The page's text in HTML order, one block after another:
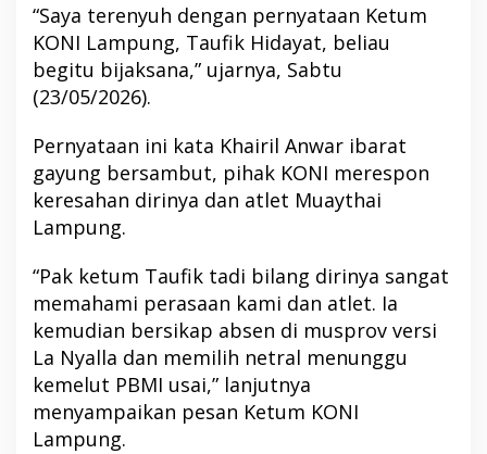
“Saya terenyuh dengan pernyataan Ketum
KONI Lampung, Taufik Hidayat, beliau
begitu bijaksana,” ujarnya, Sabtu
(23/05/2026).
Pernyataan ini kata Khairil Anwar ibarat
gayung bersambut, pihak KONI merespon
keresahan dirinya dan atlet Muaythai
Lampung.
“Pak ketum Taufik tadi bilang dirinya sangat
memahami perasaan kami dan atlet. Ia
kemudian bersikap absen di musprov versi
La Nyalla dan memilih netral menunggu
kemelut PBMI usai,” lanjutnya
menyampaikan pesan Ketum KONI
Lampung.